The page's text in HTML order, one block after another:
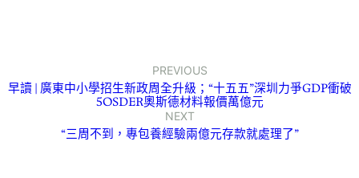
PREVIOUS
早讀 | 廣東中小學招生新政周全升級；“十五五”深圳力爭GDP衝破
5OSDER奧斯德材料報價萬億元
NEXT
“三周不到，專包養經驗兩億元存款就處理了”